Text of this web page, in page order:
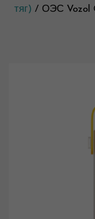
тяг) / ОЭС Vozol